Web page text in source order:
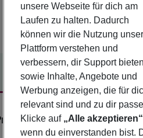
Hotelbeschreibung
4
unsere Webseite für dich am
Laufen zu halten. Dadurch
können wir die Nutzung
Plattform verstehen und
verbessern, dir Support bieten
sowie Inhalte, Angebote und
Werbung anzeigen, die für
relevant sind und zu dir
Klicke auf „Alle akzeptieren“
wenn du einverstanden bist.